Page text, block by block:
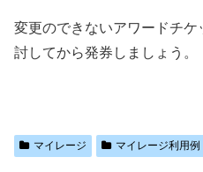
変更のできないアワードチ
討してから発券しましょう。
マイレージ マイレージ利用例